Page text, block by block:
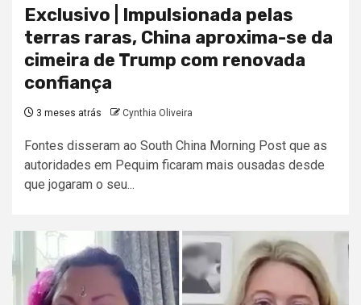
Exclusivo | Impulsionada pelas
terras raras, China aproxima-se da
cimeira de Trump com renovada
confiança
3 meses atrás Cynthia Oliveira
Fontes disseram ao South China Morning Post que as
autoridades em Pequim ficaram mais ousadas desde
que jogaram o seu...